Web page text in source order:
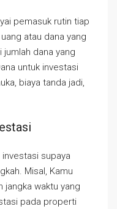
pemasuk rutin tiap
atau dana yang
dana yang
untuk investasi
biaya tanda jadi,
supaya
Misal, Kamu
jangka waktu yang
pada properti